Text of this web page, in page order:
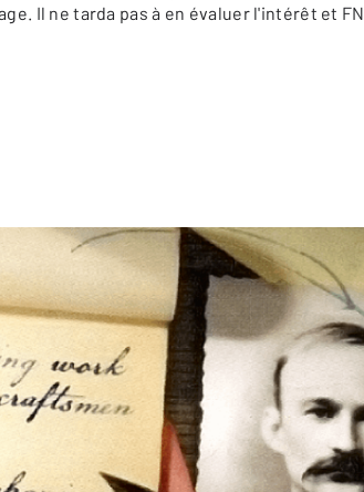
Il ne tarda pas à en évaluer l'intérêt et FN